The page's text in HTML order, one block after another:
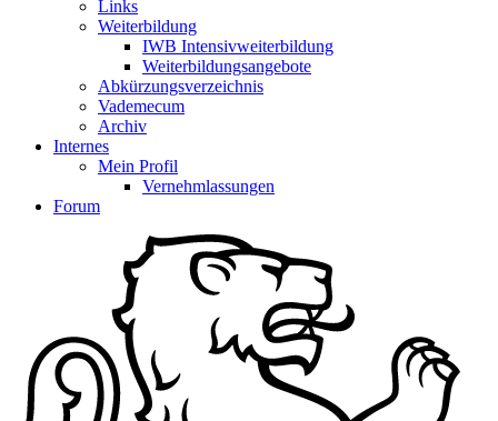
Links
Weiterbildung
IWB Intensivweiterbildung
Weiterbildungsangebote
Abkürzungsverzeichnis
Vademecum
Archiv
Internes
Mein Profil
Vernehmlassungen
Forum